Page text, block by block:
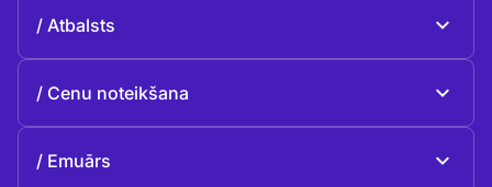
Vēsture
Atbalsts
Kontakti
Cenu noteikšana
Emuārs